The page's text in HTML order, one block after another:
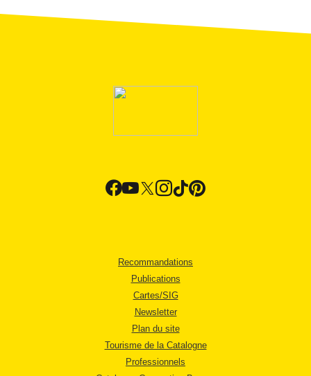
Recommandations
Publications
Cartes/SIG
Newsletter
Plan du site
Tourisme de la Catalogne
Professionnels